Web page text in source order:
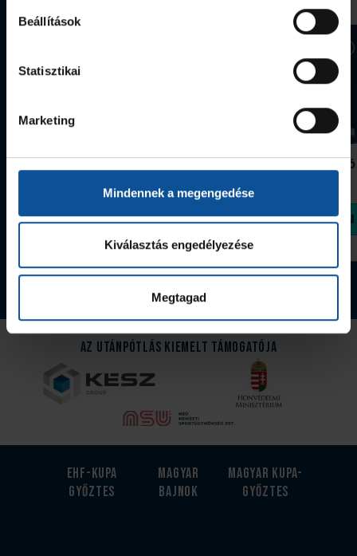
Beállítások
Statisztikai
Marketing
Mindennek a megengedése
Kiválasztás engedélyezése
Megtagad
Grafitceruza 25/26
Megvásárolom Megvásárolom
Az Utánpótlás kiemelt támogatója
EHF-Kupa
győztes
Magyar
bajnok
Magyar kupa-
győztes